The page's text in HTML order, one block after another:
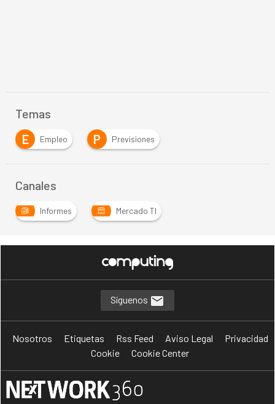
Temas
E
Empleo P Previsiones
Canales
Informes Mercado TI
Síguenos
Nosotros Etiquetas Rss Feed Aviso Legal
Privacidad
Cookie
Cookie Center